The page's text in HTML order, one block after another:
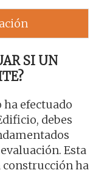
SI UN
efectuado
debes
Esta
ha